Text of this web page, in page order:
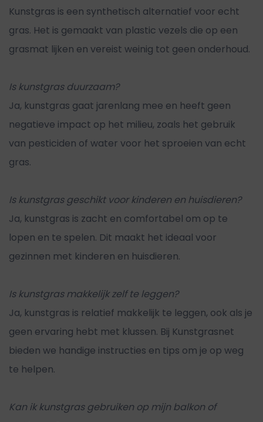
Kunstgras is een synthetisch alternatief voor echt
gras. Het is gemaakt van plastic vezels die op een
grasmat lijken en vereist weinig tot geen onderhoud.
Is kunstgras duurzaam?
Ja, kunstgras gaat jarenlang mee en heeft geen
negatieve impact op het milieu, zoals het gebruik
van pesticiden of water voor het sproeien van echt
gras.
Is kunstgras geschikt voor kinderen en huisdieren?
Ja, kunstgras is zacht en comfortabel om op te
lopen en te spelen. Dit maakt het ideaal voor
gezinnen met kinderen en huisdieren.
Is kunstgras makkelijk zelf te leggen?
Ja, kunstgras is relatief makkelijk te leggen, ook als je
geen ervaring hebt met klussen. Bij Kunstgrasnet
bieden we handige instructies en tips om je op weg
te helpen.
Kan ik kunstgras gebruiken op mijn balkon of